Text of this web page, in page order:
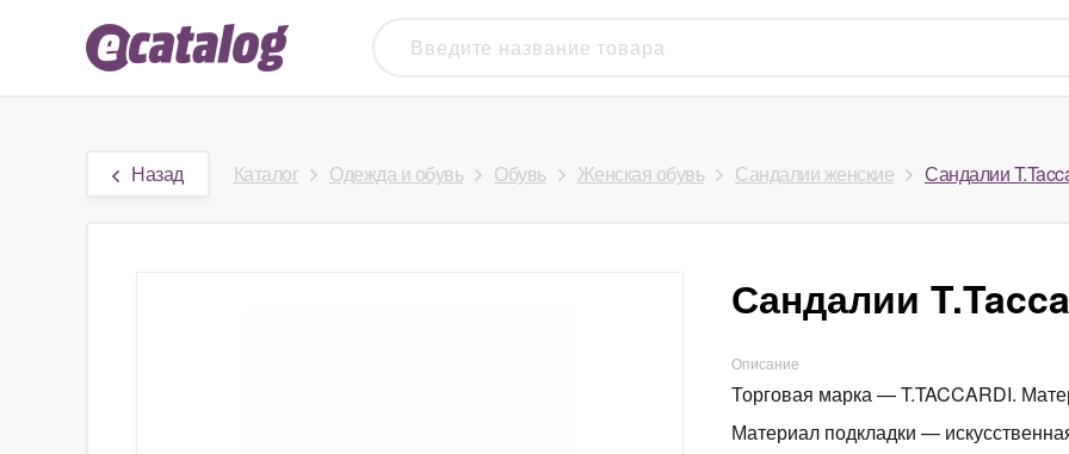
Назад Каталог Одежда и обувь Обувь Женская обувь Сандалии женские Сандалии
Сандалии
Описание
Торговая марка — T.TACCARDI.
Материал подкладки —